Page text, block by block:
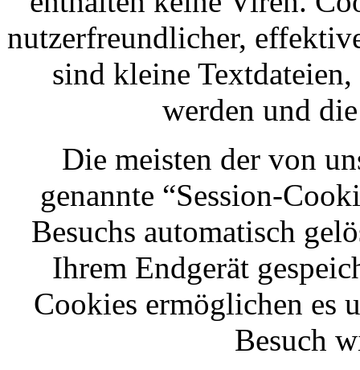
nutzerfreundlicher,
sind kleine
werden und
Die meisten der von
genannte “Session-
Besuchs automatisch
Ihrem Endgerät
Cookies ermöglichen es
Besuch